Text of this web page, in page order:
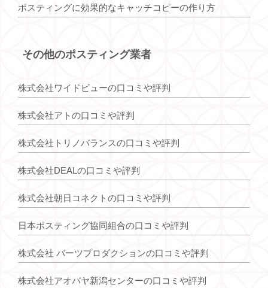
ポスティングに効果的なキャッチコピーの作り方
その他のポスティング業者
株式会社ワイドビューの口コミや評判
株式会社アトの口コミや評判
株式会社トリノバランスの口コミや評判
株式会社DEALの口コミや評判
株式会社朝日コネクトの口コミや評判
日本ポスティング協同組合の口コミや評判
株式会社 バーツプロダクションの口コミや評判
株式会社アオバヤ新潟センターの口コミや評判